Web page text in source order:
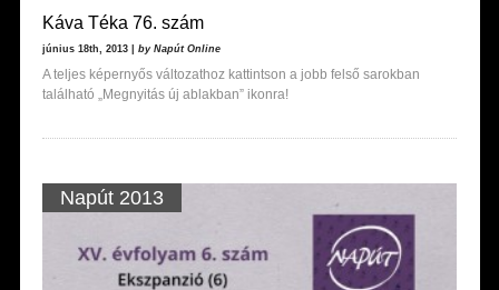
Káva Téka 76. szám
június 18th, 2013 | by Napút Online
A teljes képernyős változathoz kattintson a jobb felső sarokban
található „Megnyitás új ablakban” ikonra!
Napút 2013